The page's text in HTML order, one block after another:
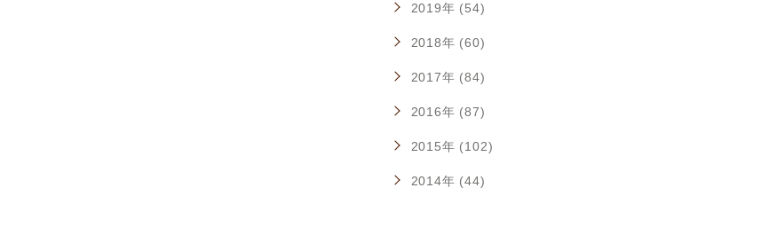
2019年 (54)
2018年 (60)
2017年 (84)
2016年 (87)
2015年 (102)
2014年 (44)